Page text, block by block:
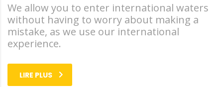
We allow you to enter international waters
without having to worry about making a
mistake, as we use our international
experience.
LIRE PLUS